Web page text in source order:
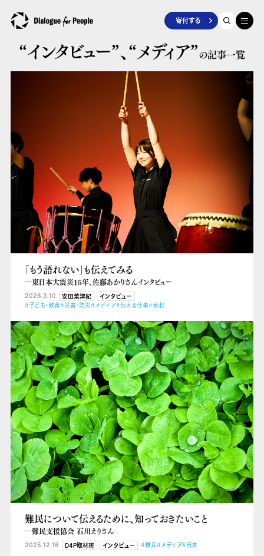
寄付する
“インタビュー”、“メディア”の記事一覧
「もう語れない」も伝えてみる
―東日本大震災15年、佐藤あかりさんインタビュー
2026.3.10 安田菜津紀
インタビュー
#子ども・教育#災害・防災#メディア#伝える仕事#東北
難民について伝えるために、知っておきたいこと
―難民支援協会 石川えりさん
2025.12.16 D4P取材班 インタビュー #難民#メディア#日本